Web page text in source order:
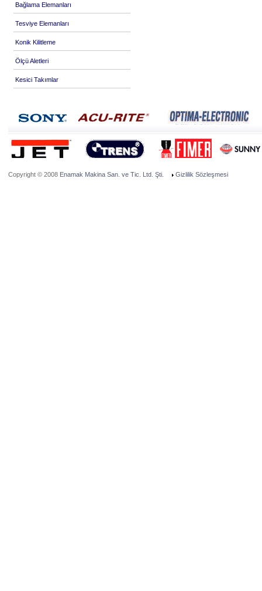
Bağlama Elemanları
Tesviye Elemanları
Konik Kilitleme
Ölçü Aletleri
Kesici Takımlar
Copyright © 2008 Enamak Makina San. ve Tic. Ltd. Şti. Gizlilik Sözleşmesi